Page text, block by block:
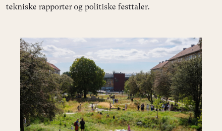
tekniske rapporter og politiske festtaler.